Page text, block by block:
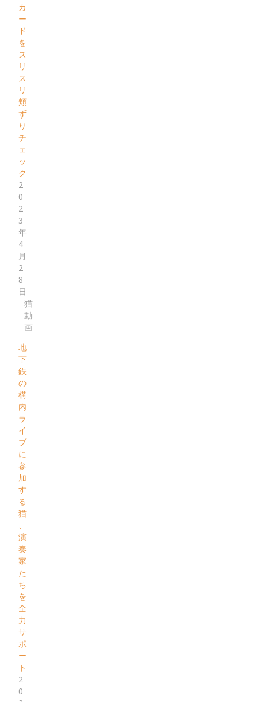
カ
ー
ド
を
ス
リ
ス
リ
頬
ず
り
チ
ェ
ッ
ク
2
0
2
3
年
4
月
2
8
日
猫
動
画
地
下
鉄
の
構
内
ラ
イ
ブ
に
参
加
す
る
猫
演
奏
家
た
ち
を
全
力
サ
ポ
ー
ト
2
0